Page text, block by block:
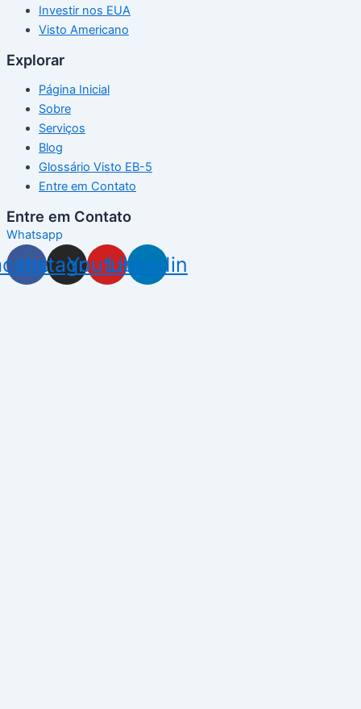
Investir nos EUA
Visto Americano
Explorar
Página Inicial
Sobre
Serviços
Blog
Glossário Visto EB-5
Entre em Contato
Entre em Contato
Whatsapp
Instagram
YoutubeLinkedin